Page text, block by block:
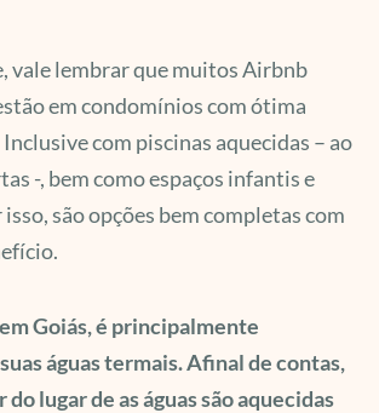
vale lembrar que muitos Airbnb
em condomínios com ótima
com piscinas aquecidas – ao
-, bem como espaços infantis e
são opções bem completas com
Goiás, é principalmente
águas termais. Afinal de contas,
lugar de as águas são aquecidas